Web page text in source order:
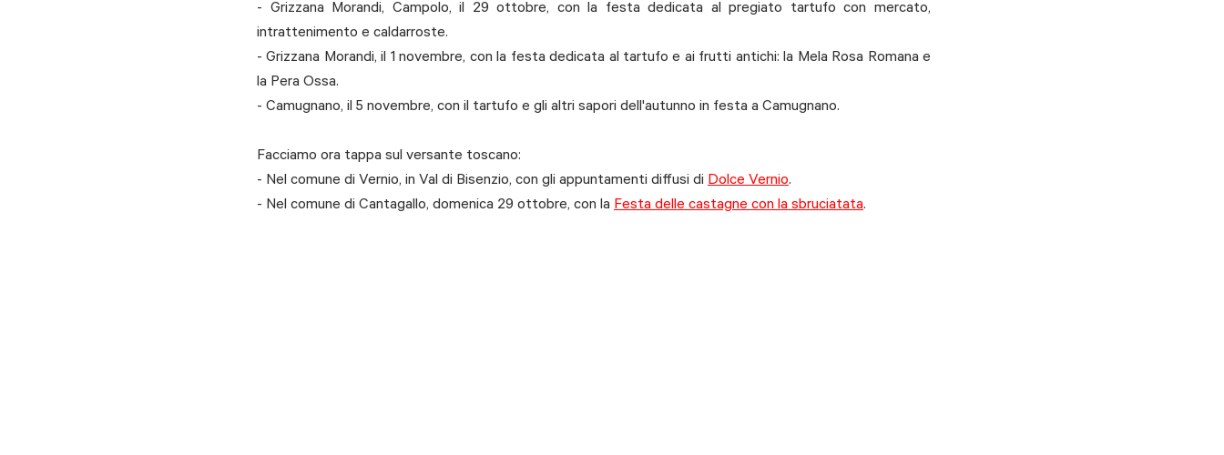
- Grizzana Morandi, Campolo, il 29 ottobre, con la festa dedicata al pregiato tartufo con mercato,
intrattenimento e caldarroste.
- Grizzana Morandi, il 1 novembre, con la festa dedicata al tartufo e ai frutti antichi: la Mela Rosa Romana e
la Pera Ossa.
- Camugnano, il 5 novembre, con il tartufo e gli altri sapori dell'autunno in festa a Camugnano.
Facciamo ora tappa sul versante toscano:
- Nel comune di Vernio, in Val di Bisenzio, con gli appuntamenti diffusi di Dolce Vernio.
- Nel comune di Cantagallo, domenica 29 ottobre, con la Festa delle castagne con la sbruciatata.